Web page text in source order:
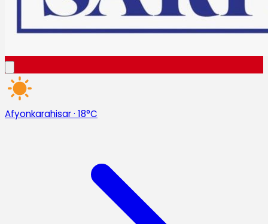
Afyonkarahisar· 18°C